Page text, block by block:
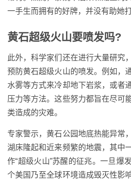
一手生而拥有的好牌，并没有助她
黄石超级火山要喷发吗?
此外，科学家们还在进行大量研究
预防黄石超级火山的喷发。例如，
水雾等方式来冷却地下岩浆，或者
压力等方法。这些努力都旨在尽可
类造成的灾难。
专家警示，黄石公园地底热能异常
湖床隆起和近来频繁的地震，其中
作“超级火山”苏醒的征兆。一旦爆
个美国乃至全球环境造成毁灭性影